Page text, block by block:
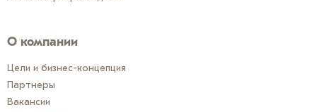
О компании
Цели и бизнес-концепция
Партнеры
Вакансии